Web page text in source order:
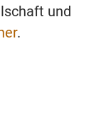
und
.